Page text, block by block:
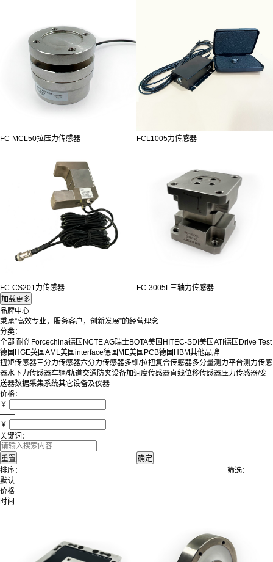
FC-MCL50拉压力传感器 FCL1005力传感器
FC-CS201力传感器 FC-3005L三轴力传感器
品牌中心
秉承“高效专业，服务客户，创新发展”的经营理念
分类：
全部 耐创Forcechina德国NCTE AG瑞士BOTA美国HITEC-SDI 美国ATI 德国Drive Test
德国HGE英国AML美国interface德国ME美国PCB德国HBM其他品牌
扭矩传感器三分力传感器六分力传感器多维/拉扭复合传感器多分量测力平台测力传感
器水下力传感器车辆/轨道交通防夹设备加速度传感器直线位移传感器压力传感器/变
送器数据采集系统其它设备及仪器
价格：
￥
——
￥
关键词：
排序：
默认
价格
时间
筛选：